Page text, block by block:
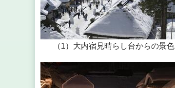
（1）大内宿見晴らし台からの景色